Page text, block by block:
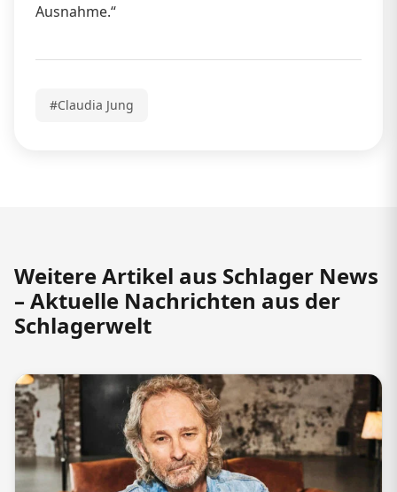
Ausnahme.“
#Claudia Jung
Weitere Artikel aus Schlager News
– Aktuelle Nachrichten aus der
Schlagerwelt